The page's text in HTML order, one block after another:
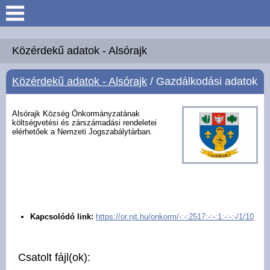
Keresés
Köszöntő
Hírek
Felsőrajk
Közérdekű adatok -
Felsőrajk
Galéria
Közérdekű adatok - Alsórajk
Közérdekű adatok - Alsórajk / Gazdálkodási adatok
Alsórajk Község Önkormányzatának
költségvetési és zárszámadási rendeletei
elérhetőek a Nemzeti Jogszabálytárban.
Kapcsolódó link: https://or.njt.hu/onkorm/-:-:2517:-:-:1:-:-:-/1/10
Csatolt fájl(ok):